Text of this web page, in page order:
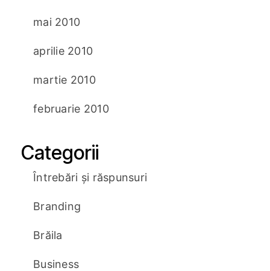
mai 2010
aprilie 2010
martie 2010
februarie 2010
Categorii
Întrebări și răspunsuri
Branding
Brăila
Business